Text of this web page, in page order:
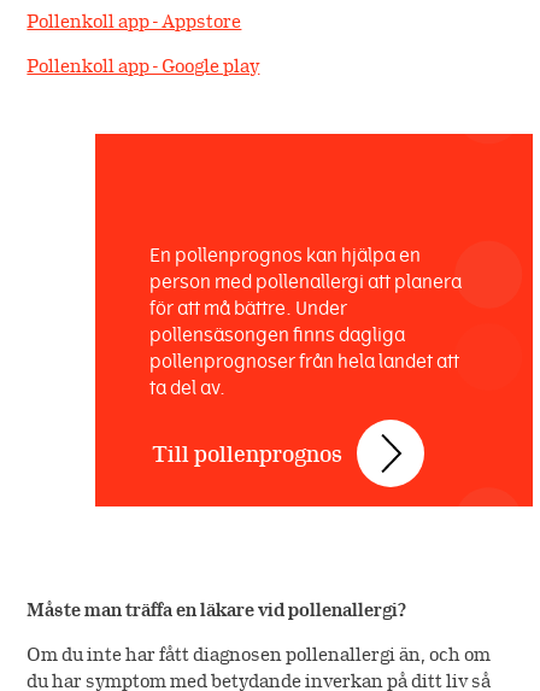
Pollenkoll app - Appstore
Pollenkoll app - Google play
En pollenprognos kan hjälpa en
person med pollenallergi att planera
för att må bättre. Under
pollensäsongen finns dagliga
pollenprognoser från hela landet att
ta del av.
Till pollenprognos
Måste man träffa en läkare vid pollenallergi?
Om du inte har fått diagnosen pollenallergi än, och om
du har symptom med betydande inverkan på ditt liv så